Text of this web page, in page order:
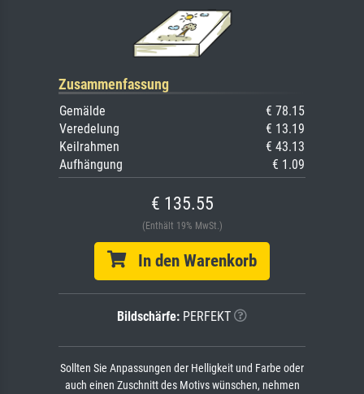
Zusammenfassung
Gemälde
€ 78.15
Veredelung
€ 13.19
Keilrahmen
€ 43.13
Aufhängung
€ 1.09
€ 135.55
(Enthält 19% MwSt.)
In den Warenkorb
Bildschärfe: PERFEKT
Sollten Sie Anpassungen der Helligkeit und Farbe oder
auch einen Zuschnitt des Motivs wünschen, nehmen